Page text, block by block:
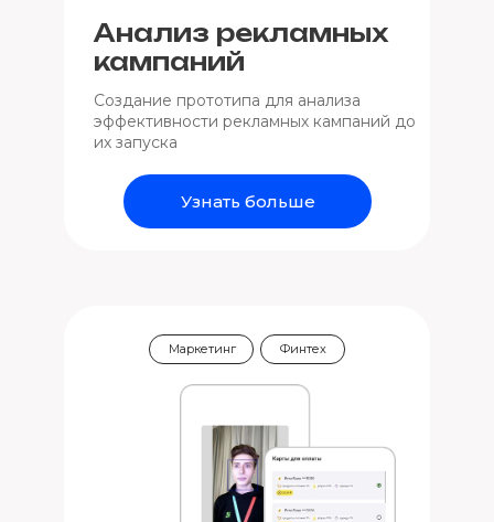
Создание прототипа для анализа
эффективности рекламных кампаний до
их запуска
Анализ рекламных
кампаний
Узнать больше
Маркетинг Финтех